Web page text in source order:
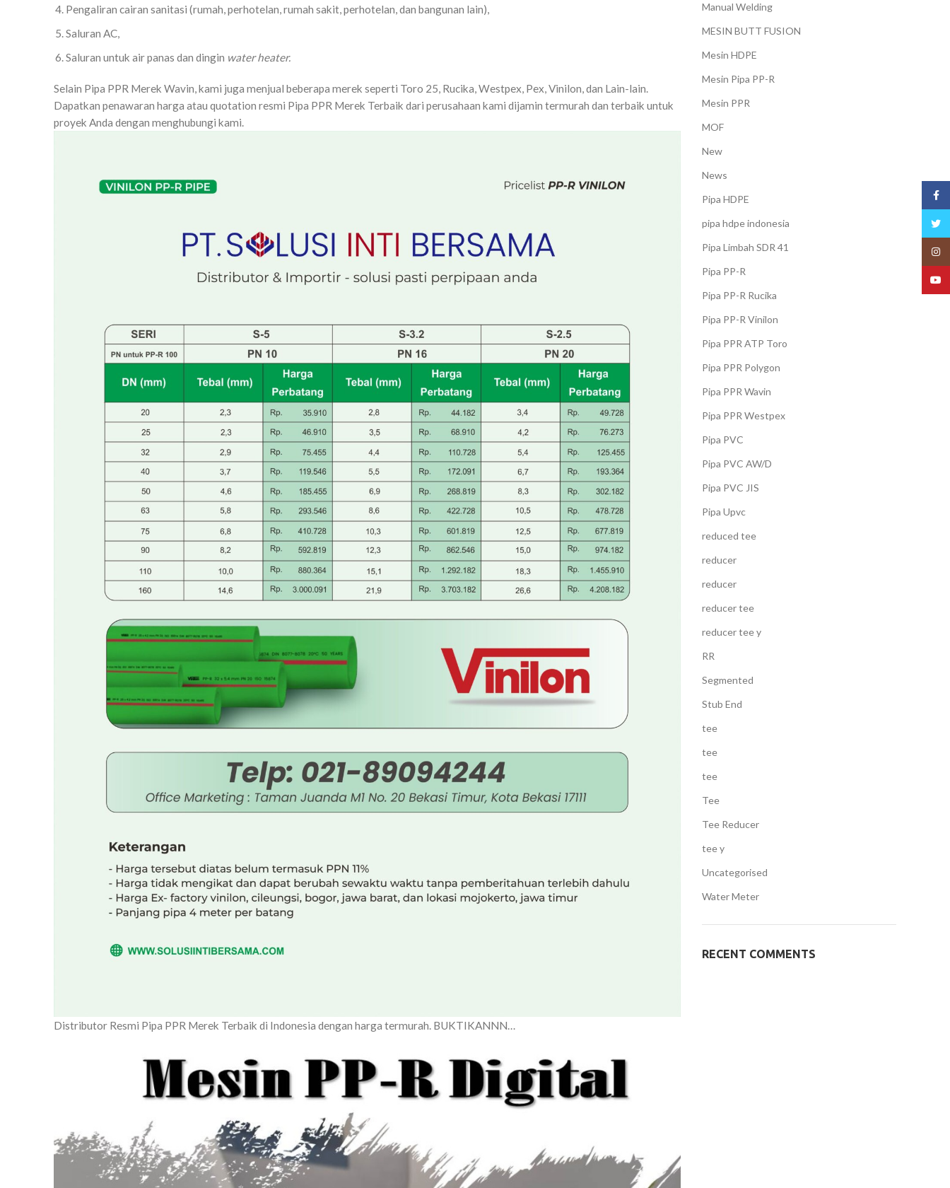
Pengaliran cairan sanitasi (rumah, perhotelan, rumah sakit, perhotelan, dan bangunan lain),
Saluran AC,
Saluran untuk air panas dan dingin water heater.
Selain Pipa PPR Merek Wavin, kami juga menjual beberapa merek seperti Toro 25, Rucika, Westpex, Pex, Vinilon, dan Lain-lain.
Dapatkan penawaran harga atau quotation resmi Pipa PPR Merek Terbaik dari perusahaan kami dijamin termurah dan terbaik untuk
proyek Anda dengan menghubungi kami.
Distributor Resmi Pipa PPR Merek Terbaik di Indonesia dengan harga termurah. BUKTIKANNN…
Manual Welding
MESIN BUTT FUSION
Mesin HDPE
Mesin Pipa PP-R
Mesin PPR
MOF
New
News
Pipa HDPE
pipa hdpe indonesia
Pipa Limbah SDR 41
Pipa PP-R
Pipa PP-R Rucika
Pipa PP-R Vinilon
Pipa PPR ATP Toro
Pipa PPR Polygon
Pipa PPR Wavin
Pipa PPR Westpex
Pipa PVC
Pipa PVC AW/D
Pipa PVC JIS
Pipa Upvc
reduced tee
reducer
reducer
reducer tee
reducer tee y
RR
Segmented
Stub End
tee
tee
tee
Tee
Tee Reducer
tee y
Uncategorised
Water Meter
RECENT COMMENTS